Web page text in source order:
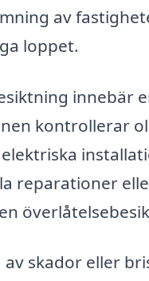
av
loppet.
innebär
kontrollerar
elektriska
reparationer
skador eller